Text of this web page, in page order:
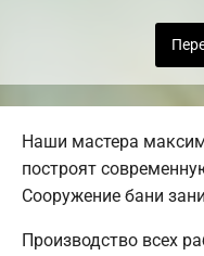
Наши мастера
построят
Сооружение бани
Производство всех